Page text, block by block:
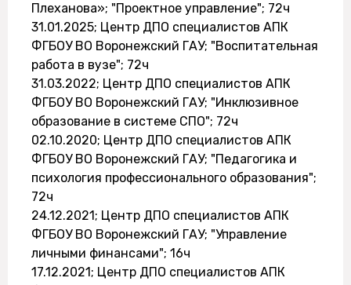
Плеханова»; "Проектное управление"; 72ч
31.01.2025; Центр ДПО специалистов АПК
ФГБОУ ВО Воронежский ГАУ; "Воспитательная
работа в вузе"; 72ч
31.03.2022; Центр ДПО специалистов АПК
ФГБОУ ВО Воронежский ГАУ; "Инклюзивное
образование в системе СПО"; 72ч
02.10.2020; Центр ДПО специалистов АПК
ФГБОУ ВО Воронежский ГАУ; "Педагогика и
психология профессионального образования";
72ч
24.12.2021; Центр ДПО специалистов АПК
ФГБОУ ВО Воронежский ГАУ; "Управление
личными финансами"; 16ч
17.12.2021; Центр ДПО специалистов АПК